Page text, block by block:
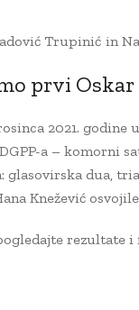
Trupinić in
prvi
2021.
a – komorni
glasovirska dua,
Knežević
rezultate i